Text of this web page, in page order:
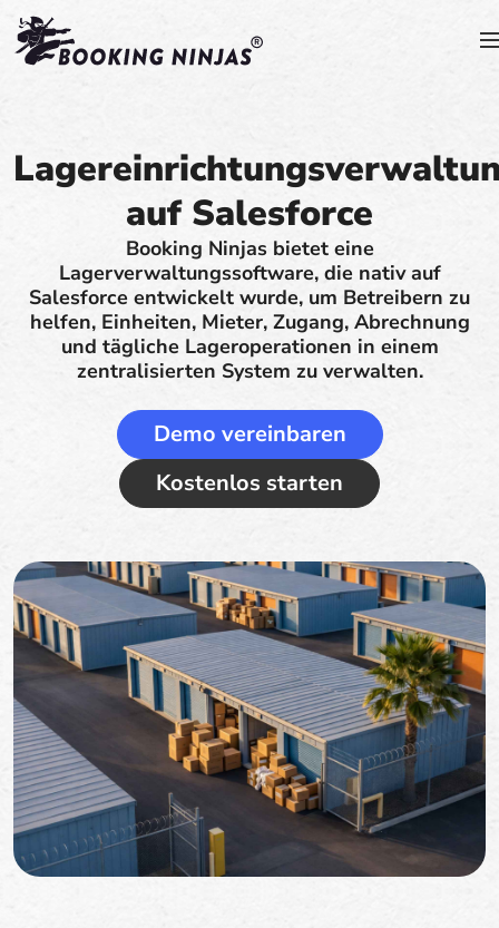
auf Salesforce
Booking Ninjas bietet eine
Lagerverwaltungssoftware, die nativ auf
Salesforce entwickelt wurde, um Betreibern zu
helfen, Einheiten, Mieter, Zugang, Abrechnung
und tägliche Lageroperationen in einem
zentralisierten System zu verwalten.
Demo vereinbaren
Kostenlos starten